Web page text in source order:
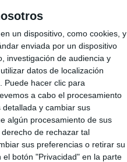
un dispositivo, como cookies, y
enviada por un dispositivo
investigación de audiencia y
datos de localización
Puede hacer clic para
a cabo el procesamiento
y cambiar sus
algún procesamiento de sus
de rechazar tal
sus preferencias o retirar su
botón "Privacidad" en la parte